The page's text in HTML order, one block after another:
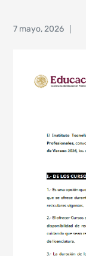
7 mayo, 2026